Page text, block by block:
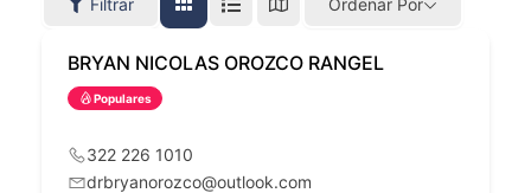
Ordenar Por
BRYAN NICOLAS OROZCO RANGEL
Populares
322 226 1010
drbryanorozco@outlook.com